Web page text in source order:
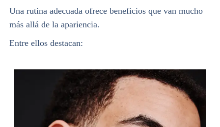
Una rutina adecuada ofrece beneficios que van mucho
más allá de la apariencia.
Entre ellos destacan: